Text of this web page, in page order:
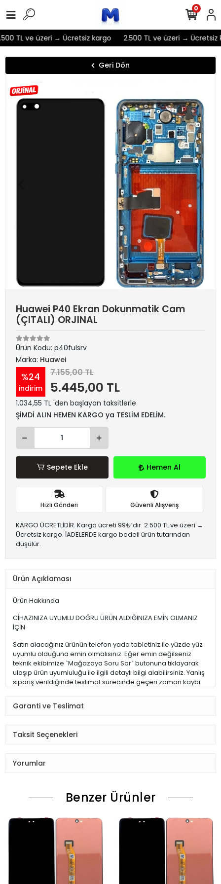
TL ve üzeri → Ücretsiz kargo 2.500 TL ve üzeri → Ücretsiz
0
Geri Dön
Huawei P40 Ekran Dokunmatik Cam
(ÇITALI) ORJINAL
Ürün Kodu: p40fulsrv
Marka: Huawei
%24
indirim
7.155,00 TL
5.445,00 TL
1.034,55 TL 'den başlayan taksitlerle
ŞİMDİ ALIN HEMEN KARGO ya TESLİM EDELİM.
Sepete Ekle Hemen Al
Hızlı Gönderi Güvenli Alışveriş
KARGO ÜCRETLİDİR. Kargo ücreti 99₺’dir. 2.500 TL ve üzeri →
Ücretsiz kargo. İADELERDE kargo bedeli ürün tutarından
düşülür.
Ürün Açıklaması
Ürün Hakkında
CİHAZINIZA UYUMLU DOĞRU ÜRÜN ALDIĞINIZA EMİN OLMANIZ
İÇİN
Satın alacağınız ürünün telefon yada tabletiniz ile yüzde yüz
uyumlu olduğuna emin olmalısınız. Eğer emin değilseniz
teknik ekibimize `Mağazaya Soru Sor` butonuna tıklayarak
ulaşıp ürün uyumluluğu ile ilgili detaylı bilgi alabilirsiniz. Yanlış
sipariş verildiğinde teslimat sürecinde geçen zaman kaybı
zorlanarak takılmaya çalışılması hassas elektronik parçaları
ve hatta cihazınızı kullanılamaz hale getirebilir.
üzerinden model numarasını alabilirsiniz.
lütfen bizimle iletişime geçerek emin olunuz.
ÜRÜN TESLİMATI
Tüm cep telefonu yedek parça siparişleriniz hafta içi saat
15:30’ a kadar, Cumartesi ise saat 11:00’e kadar AYNI GÜN
kargoya verilir. Pazar ve resmi tatillerde verdiğiniz siparişler
bir sonraki iş günü içerisinde kargoya verilir.
Garanti ve Teslimat
Taksit Seçenekleri
Yorumlar
Benzer Ürünler